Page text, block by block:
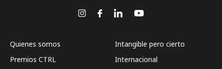
Quienes somos
Premios CTRL
Intangible pero cierto
Internacional